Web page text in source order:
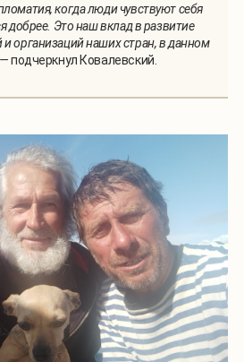
когда люди чувствуют себя
добрее. Это наш вклад в развитие
и организаций наших стран, в данном
подчеркнул Ковалевский.